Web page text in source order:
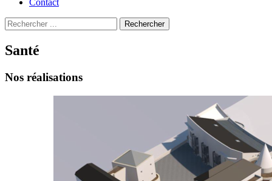
Contact
Recherche
pour
:
Rechercher
Santé
Nos réalisations